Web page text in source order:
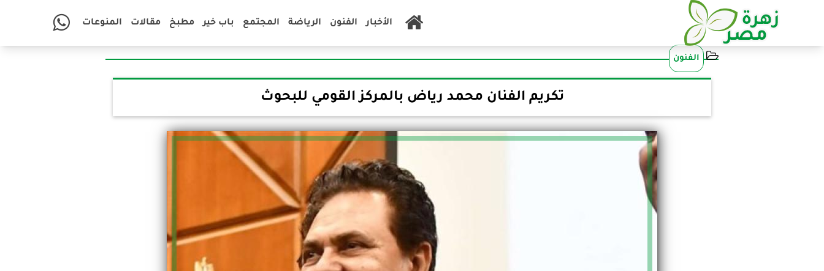
الأخبار الفنون الرياضة المجتمع باب خير مطبخ مقالات المنوعات
الفنون
تكريم الفنان محمد رياض بالمركز القومي للبحوث